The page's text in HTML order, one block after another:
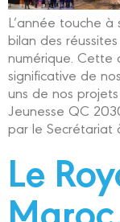
L’année touche à
bilan des
numérique. Cette
significative de
uns de nos
Jeunesse QC
par le
Le